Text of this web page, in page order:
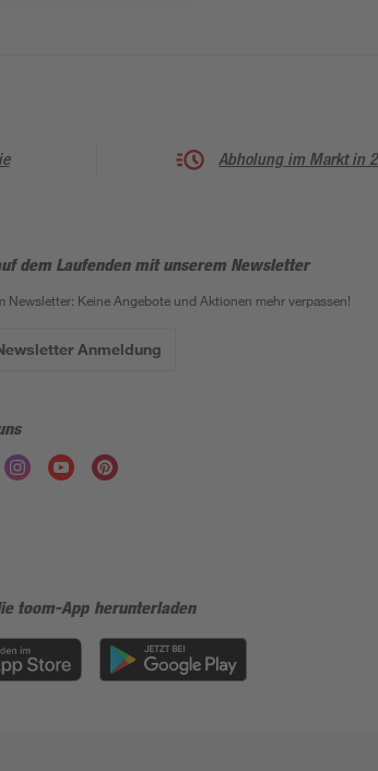
Abholung im Markt in
dem Laufenden mit unserem Newsletter
Newsletter: Keine Angebote und Aktionen mehr verpassen!
Anmeldung
toom-App herunterladen